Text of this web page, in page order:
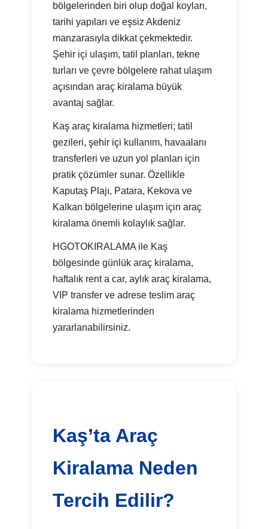
bölgelerinden biri olup doğal koyları,
tarihi yapıları ve eşsiz Akdeniz
manzarasıyla dikkat çekmektedir.
Şehir içi ulaşım, tatil planları, tekne
turları ve çevre bölgelere rahat ulaşım
açısından araç kiralama büyük
avantaj sağlar.
Kaş araç kiralama hizmetleri; tatil
gezileri, şehir içi kullanım, havaalanı
transferleri ve uzun yol planları için
pratik çözümler sunar. Özellikle
Kaputaş Plajı, Patara, Kekova ve
Kalkan bölgelerine ulaşım için araç
kiralama önemli kolaylık sağlar.
HGOTOKIRALAMA ile Kaş
bölgesinde günlük araç kiralama,
haftalık rent a car, aylık araç kiralama,
VIP transfer ve adrese teslim araç
kiralama hizmetlerinden
yararlanabilirsiniz.
Kaş’ta Araç
Kiralama Neden
Tercih Edilir?